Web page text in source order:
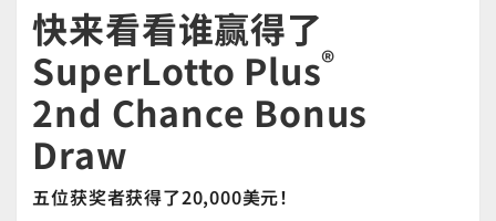
快来看看谁赢得了
SuperLotto Plus®
2nd Chance Bonus
Draw
五位获奖者获得了20,000美元！